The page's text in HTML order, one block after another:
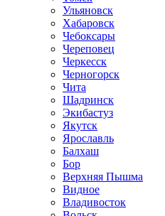
Ульяновск
Хабаровск
Чебоксары
Череповец
Черкесск
Черногорск
Чита
Шадринск
Экибастуз
Якутск
Ярославль
Балхаш
Бор
Верхняя Пышма
Видное
Владивосток